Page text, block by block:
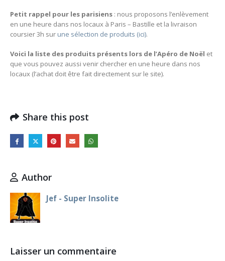
Petit rappel pour les parisiens : nous proposons l’enlèvement
en une heure dans nos locaux à Paris – Bastille et la livraison
coursier 3h sur une sélection de produits (ici).
Voici la liste des produits présents lors de l’Apéro de Noël et
que vous pouvez aussi venir chercher en une heure dans nos
locaux (l’achat doit être fait directement sur le site).
Share this post
Author
Jef - Super Insolite
Laisser un commentaire